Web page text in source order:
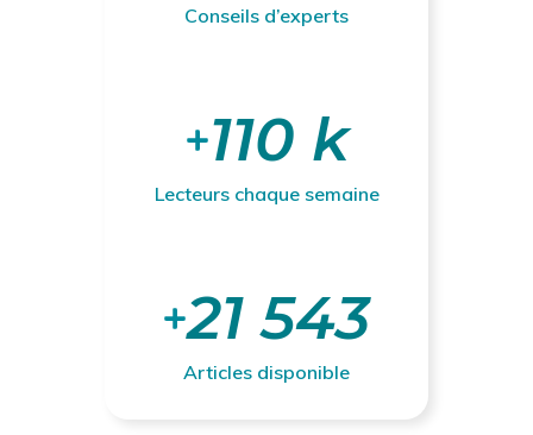
Conseils d’experts
110 k
Lecteurs chaque semaine
21 543
Articles disponible